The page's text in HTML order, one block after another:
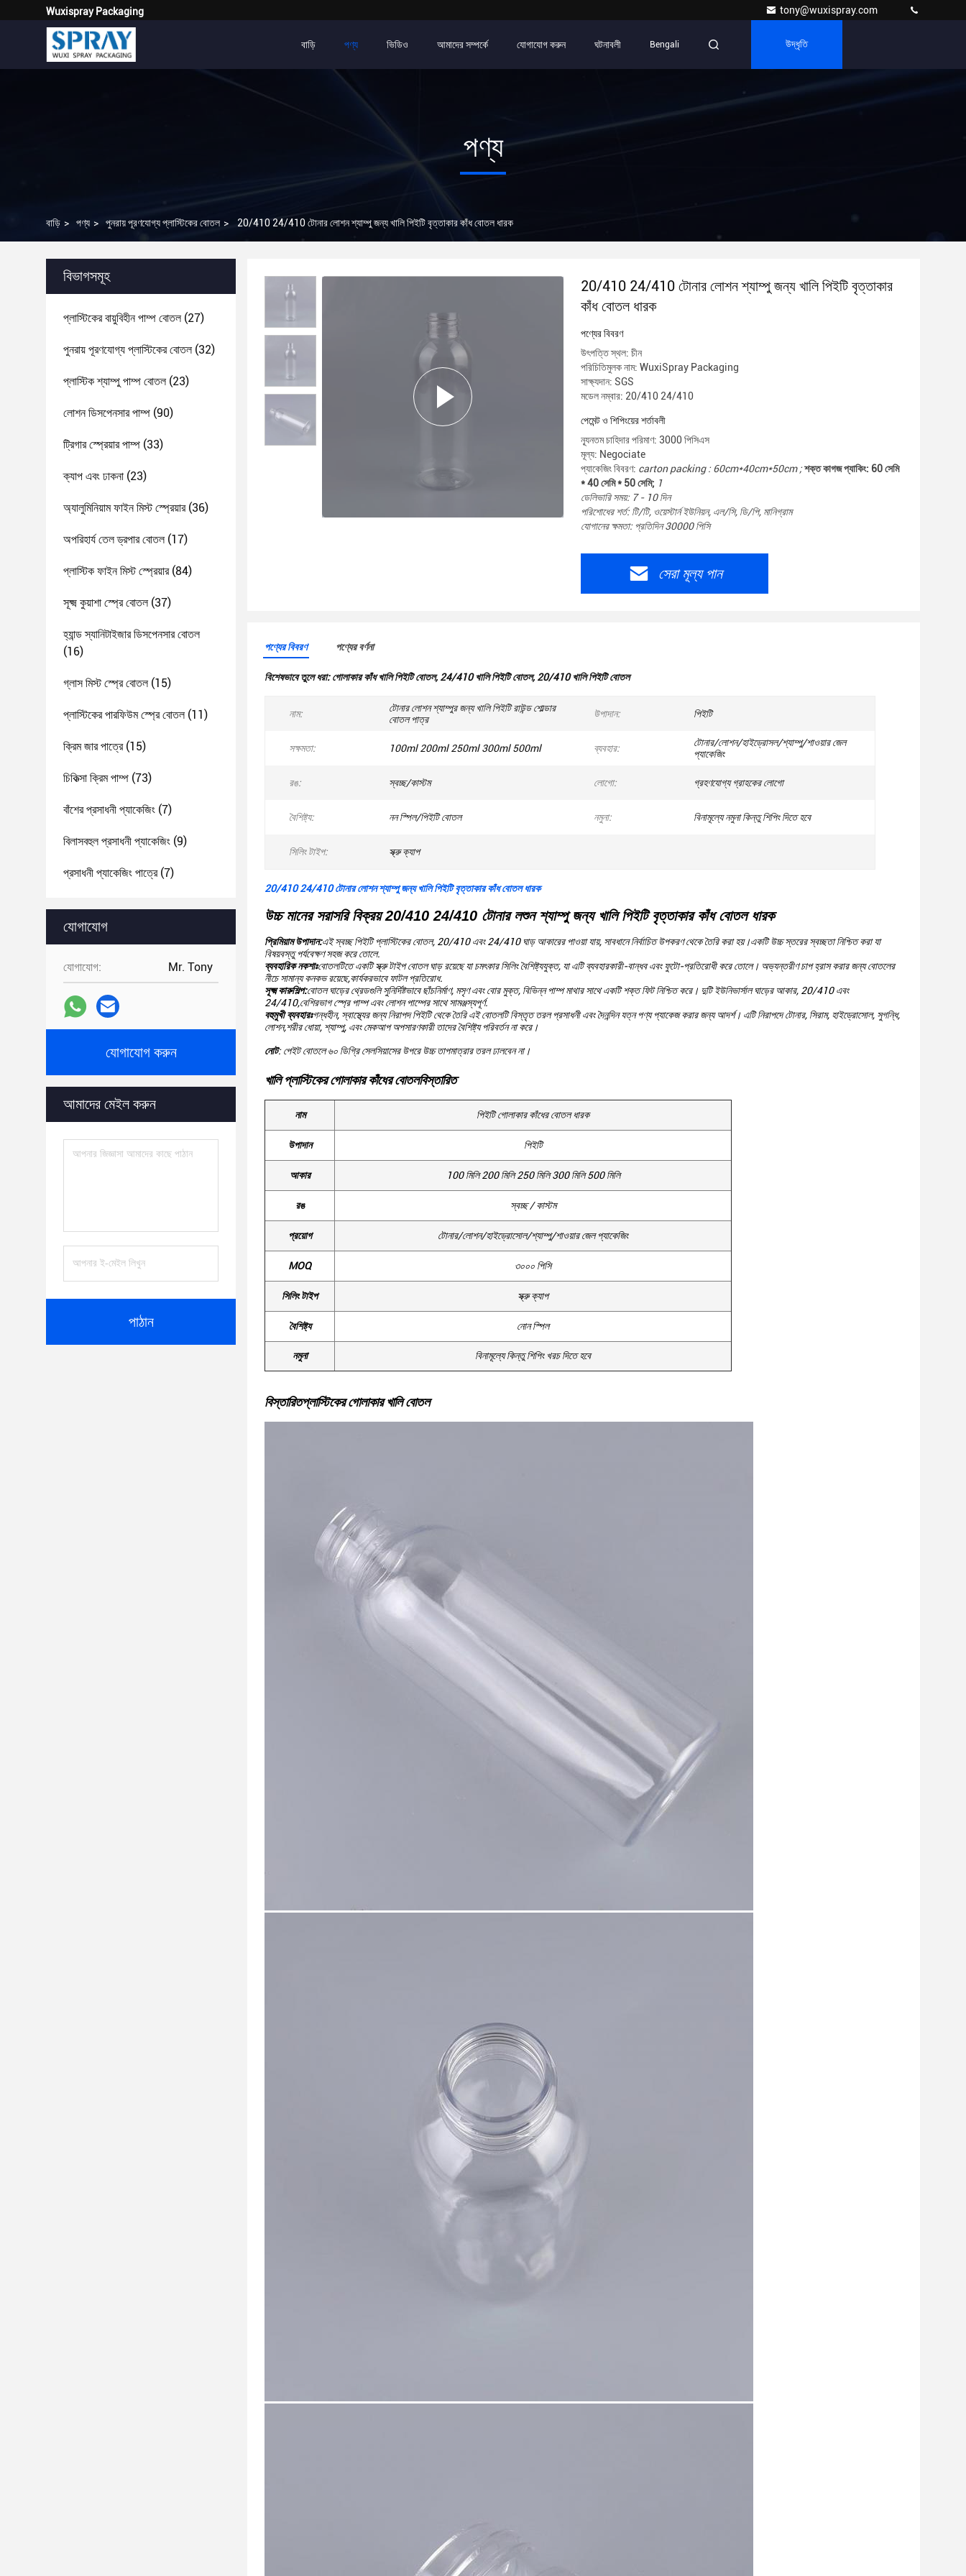
Wuxispray Packaging tony@wuxispray.com
বাড়ি পণ্য ভিডিও আমাদের সম্পর্কে যোগাযোগ করুন ঘটনাবলী Bengali উদ্ধৃতি
পণ্য
বাড়ি > পণ্য > পুনরায় পূরণযোগ্য প্লাস্টিকের বোতল > 20/410 24/410 টোনার লোশন শ্যাম্পু জন্য খালি পিইটি বৃত্তাকার কাঁধ বোতল ধারক
বিভাগসমূহ
প্লাস্টিকের বায়ুবিহীন পাম্প বোতল(27)
পুনরায় পূরণযোগ্য প্লাস্টিকের বোতল(32)
প্লাস্টিক শ্যাম্পু পাম্প বোতল(23)
লোশন ডিসপেনসার পাম্প (90)
ট্রিগার স্প্রেয়ার পাম্প (33)
ক্যাপ এবং ঢাকনা (23)
অ্যালুমিনিয়াম ফাইন মিস্ট স্প্রেয়ার(36)
অপরিহার্য তেল ড্রপার বোতল(17)
প্লাস্টিক ফাইন মিস্ট স্প্রেয়ার(84)
সূক্ষ্ম কুয়াশা স্প্রে বোতল(37)
হ্যান্ড স্যানিটাইজার ডিসপেনসার বোতল
(16)
গ্লাস মিস্ট স্প্রে বোতল(15)
প্লাস্টিকের পারফিউম স্প্রে বোতল(11)
ক্রিম জার পাত্রে(15)
চিকিত্সা ক্রিম পাম্প (73)
বাঁশের প্রসাধনী প্যাকেজিং (7)
বিলাসবহুল প্রসাধনী প্যাকেজিং (9)
প্রসাধনী প্যাকেজিং পাত্রে(7)
যোগাযোগ
যোগাযোগ: Mr. Tony
যোগাযোগ করুন
আমাদের মেইল ​​করুন
পাঠান
20/410 24/410 টোনার লোশন শ্যাম্পু জন্য খালি পিইটি বৃত্তাকার
কাঁধ বোতল ধারক
পণ্যের বিবরণ
উৎপত্তি স্থল: চীন
পরিচিতিমুলক নাম: WuxiSpray Packaging
সাক্ষ্যদান: SGS
মডেল নম্বার: 20/410 24/410
পেমেন্ট ও শিপিংয়ের শর্তাবলী
ন্যূনতম চাহিদার পরিমাণ: 3000 পিসিএস
মূল্য: Negociate
প্যাকেজিং বিবরণ: carton packing : 60cm*40cm*50cm ;শক্ত কাগজ প্যাকিং: 60 সেমি
* 40 সেমি * 50 সেমি; 1
ডেলিভারি সময়: 7 - 10 দিন
পরিশোধের শর্ত: টি/টি, ওয়েস্টার্ন ইউনিয়ন, এল/সি, ডি/পি, মানিগ্রাম
যোগানের ক্ষমতা: প্রতিদিন 30000 পিসি
সেরা মূল্য পান
পণ্যের বিবরণ পণ্যের বর্ণনা
বিশেষভাবে তুলে ধরা:গোলাকার কাঁধ খালি পিইটি বোতল, 24/410 খালি পিইটি বোতল, 20/410 খালি পিইটি বোতল
নাম:
টোনার লোশন শ্যাম্পুর জন্য খালি পিইটি রাউন্ড শোল্ডার
বোতল পাত্র
উপাদান: পিইটি
সক্ষমতা: 100ml 200ml 250ml 300ml 500ml ব্যবহার:
টোনার/লোশন/হাইড্রোসল/শ্যাম্পু/শাওয়ার জেল
প্যাকেজিং
রঙ: স্বচ্ছ/কাস্টম লোগো: গ্রহণযোগ্য গ্রাহকের লোগো
বৈশিষ্ট্য: নন স্পিল/পিইটি বোতল নমুনা: বিনামূল্যে নমুনা কিন্তু শিপিং দিতে হবে
সিলিং টাইপ: স্ক্রু ক্যাপ
20/410 24/410 টোনার লোশন শ্যাম্পু জন্য খালি পিইটি বৃত্তাকার কাঁধ বোতল ধারক
উচ্চ মানের সরাসরি বিক্রয় 20/410 24/410 টোনার লশুন শ্যাম্পু জন্য খালি পিইটি বৃত্তাকার কাঁধ বোতল ধারক
প্রিমিয়াম উপাদান:এই স্বচ্ছ পিইটি প্লাস্টিকের বোতল, 20/410 এবং 24/410 ঘাড় আকারের পাওয়া যায়, সাবধানে নির্বাচিত উপকরণ থেকে তৈরি করা হয়।একটি উচ্চ স্তরের স্বচ্ছতা নিশ্চিত করা যা
বিষয়বস্তু পর্যবেক্ষণ সহজ করে তোলে.
ব্যবহারিক নকশাঃবোতলটিতে একটি স্ক্রু টাইপ বোতল ঘাড় রয়েছে যা চমৎকার সিলিং বৈশিষ্ট্যযুক্ত, যা এটি ব্যবহারকারী-বান্ধব এবং ফুটো-প্রতিরোধী করে তোলে। অভ্যন্তরীণ চাপ হ্রাস করার জন্য বোতলের
নীচে সামান্য কনকভ রয়েছে,কার্যকরভাবে ফাটল প্রতিরোধ.
সূক্ষ্ম কারুশিল্প:বোতল ঘাড়ের থ্রেডগুলি সুনির্দিষ্টভাবে ছাঁচনির্মাণ, মসৃণ এবং বোর মুক্ত, বিভিন্ন পাম্প মাথার সাথে একটি শক্ত ফিট নিশ্চিত করে। দুটি ইউনিভার্সাল ঘাড়ের আকার, 20/410 এবং
24/410,বেশিরভাগ স্প্রে পাম্প এবং লোশন পাম্পের সাথে সামঞ্জস্যপূর্ণ.
বহুমুখী ব্যবহারঃগন্ধহীন, স্বাস্থ্যের জন্য নিরাপদ পিইটি থেকে তৈরি এই বোতলটি বিস্তৃত তরল প্রসাধনী এবং দৈনন্দিন যত্ন পণ্য প্যাকেজ করার জন্য আদর্শ। এটি নিরাপদে টোনার, সিরাম, হাইড্রোসোল, সুগন্ধি,
লোশন,শরীর ধোয়া, শ্যাম্পু, এবং মেকআপ অপসারণকারী তাদের বৈশিষ্ট্য পরিবর্তন না করে।
নোট: পেইট বোতলে ৬০ ডিগ্রি সেলসিয়াসের উপরে উচ্চ তাপমাত্রার তরল ঢালবেন না।
খালি প্লাস্টিকের গোলাকার কাঁধের বোতলবিস্তারিত
নাম পিইটি গোলাকার কাঁধের বোতল ধারক
উপাদান পিইটি
আকার 100 মিলি 200 মিলি 250 মিলি 300 মিলি 500 মিলি
রঙ স্বচ্ছ / কাস্টম
প্রয়োগ টোনার/লোশন/হাইড্রোসোল/শ্যাম্পু/শাওয়ার জেল প্যাকেজিং
MOQ ৩০০০ পিসি
সিলিং টাইপ স্ক্রু ক্যাপ
বৈশিষ্ট্য নোন স্পিল
নমুনা বিনামূল্যে কিন্তু শিপিং খরচ দিতে হবে
বিস্তারিতপ্লাস্টিকের গোলাকার খালি বোতল